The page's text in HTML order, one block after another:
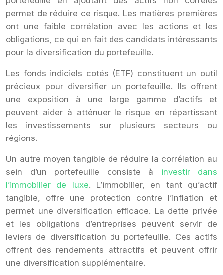
permet de réduire ce risque. Les matières premières
ont une faible corrélation avec les actions et les
obligations, ce qui en fait des candidats intéressants
pour la diversification du portefeuille.
Les fonds indiciels cotés (ETF) constituent un outil
précieux pour diversifier un portefeuille. Ils offrent
une exposition à une large gamme d’actifs et
peuvent aider à atténuer le risque en répartissant
les investissements sur plusieurs secteurs ou
régions.
Un autre moyen tangible de réduire la corrélation au
sein d’un portefeuille consiste à investir dans
l’immobilier de luxe. L’immobilier, en tant qu’actif
tangible, offre une protection contre l’inflation et
permet une diversification efficace. La dette privée
et les obligations d’entreprises peuvent servir de
leviers de diversification du portefeuille. Ces actifs
offrent des rendements attractifs et peuvent offrir
une diversification supplémentaire.